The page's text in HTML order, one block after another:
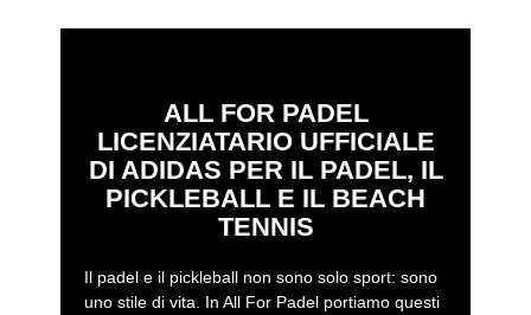
ALL FOR PADEL
LICENZIATARIO UFFICIALE
DI ADIDAS PER IL PADEL, IL
PICKLEBALL E IL BEACH
TENNIS
Il padel e il pickleball non sono solo sport: sono
uno stile di vita. In All For Padel portiamo questi